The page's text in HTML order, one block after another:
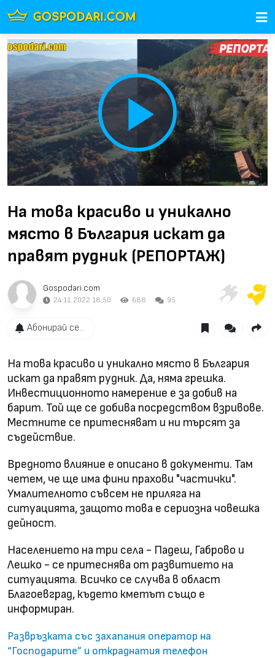
Play
Video
На това красиво и уникално
място в България искат да
правят рудник (РЕПОРТАЖ)
Gospodari.com
24.11.2022 18:50 688 95
Абонирай се...
На това красиво и уникално място в България
искат да правят рудник. Да, няма грешка.
Инвестиционното намерение е за добив на
барит. Той ще се добива посредством взривове.
Местните се притесняват и ни търсят за
съдействие.
Вредното влияние е описано в документи. Там
четем, че ще има фини прахови "частички".
Умалителното съвсем не приляга на
ситуацията, защото това е сериозна човешка
дейност.
Населението на три села - Падеш, Габрово и
Лешко - се притеснява от развитието на
ситуацията. Всичко се случва в област
Благоевград, където кметът също е
информиран.
Развръзката със захапания оператор на
“Господарите” и откраднатия телефон